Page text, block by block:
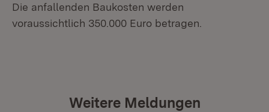
Die anfallenden Baukosten werden
voraussichtlich 350.000 Euro betragen.
Weitere Meldungen